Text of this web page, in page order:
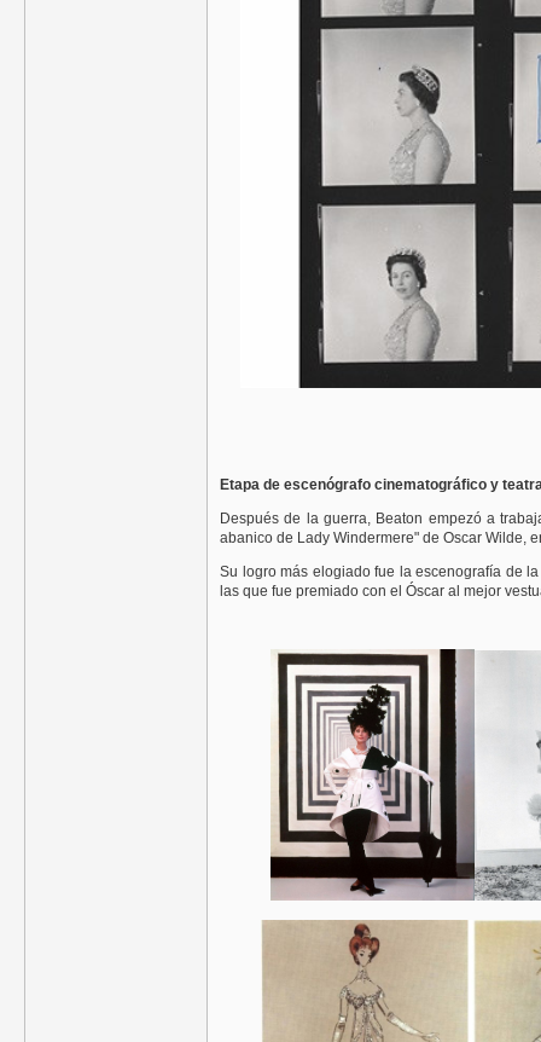
Etapa de escenógrafo cinematográfico y
Después de la guerra, Beaton empezó a
abanico de Lady Windermere" de Oscar Wilde,
Su logro más elogiado fue la escenografía de
las que fue premiado con el Óscar al mejor